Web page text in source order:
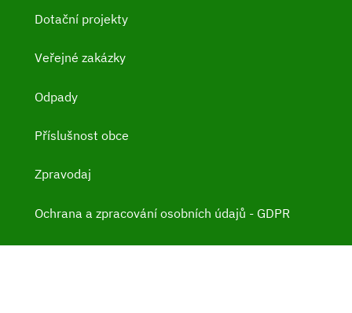
Dotační projekty
Veřejné zakázky
Odpady
Příslušnost obce
Zpravodaj
Ochrana a zpracování osobních údajů - GDPR